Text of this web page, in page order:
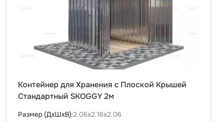
Контейнер для Хранения с Плоской Крышей
Стандартный SKOGGY 2м
Размер (ДxШxВ):2.06х2.16х2.06